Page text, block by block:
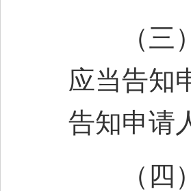
（三）
应当告知
告知申请
（四）